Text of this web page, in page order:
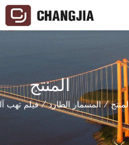
المنتج
/المسمار الطارد/فيلم تهب